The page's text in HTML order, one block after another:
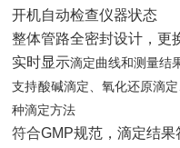
开机自动检查仪器状态
整体管路全密封设计，
实时显示滴定曲线和测量结果
支持酸碱滴定、氧化还原滴定
种滴定方法
符合GMP规范，滴定结